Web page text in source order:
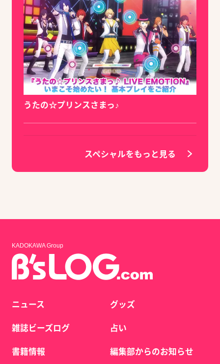
うたの☆プリンスさまっ♪
スペシャルをもっと見る
KADOKAWA Group
ニュース
雑誌ビーズログ
書籍情報
グッズ
占い
編集部からのお知らせ